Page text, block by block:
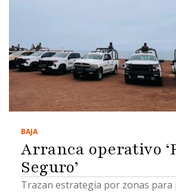
BAJA
Arranca operativo
Seguro’
Trazan estrategia por zonas